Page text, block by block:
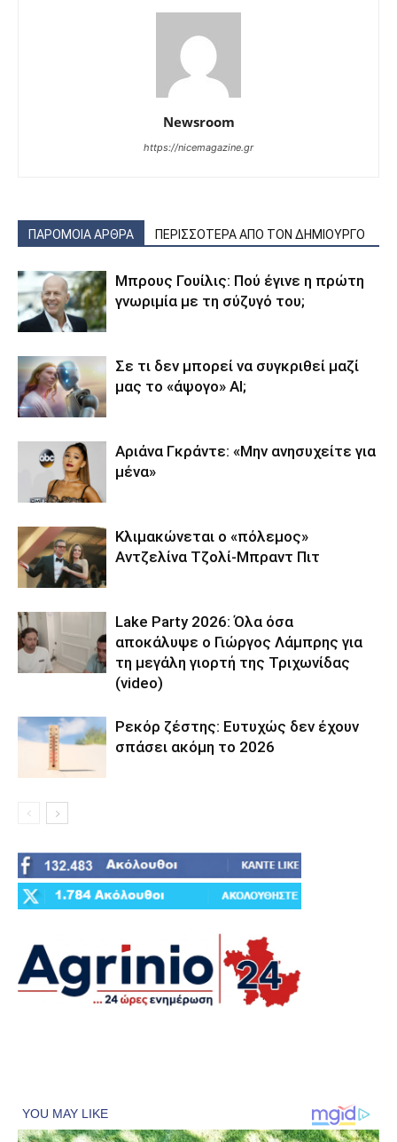
Newsroom
https://nicemagazine.gr
ΠΑΡΟΜΟΙΑ ΑΡΘΡΑ ΠΕΡΙΣΣΟΤΕΡΑ ΑΠΟ ΤΟΝ ΔΗΜΙΟΥΡΓΟ
Μπρους Γουίλις: Πού έγινε η πρώτη
γνωριμία με τη σύζυγό του;
Σε τι δεν μπορεί να συγκριθεί μαζί
μας το «άψογο» AI;
Αριάνα Γκράντε: «Μην ανησυχείτε για
μένα»
Κλιμακώνεται ο «πόλεμος»
Αντζελίνα Τζολί-Μπραντ Πιτ
Lake Party 2026: Όλα όσα
αποκάλυψε ο Γιώργος Λάμπρης για
τη μεγάλη γιορτή της Τριχωνίδας
(video)
Ρεκόρ ζέστης: Ευτυχώς δεν έχουν
σπάσει ακόμη το 2026